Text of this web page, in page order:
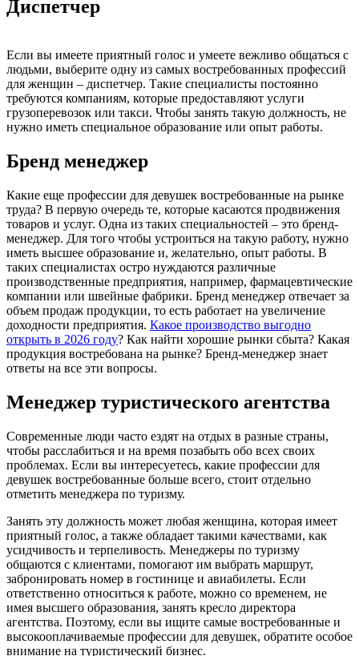
Диспетчер
Если вы имеете приятный голос и умеете вежливо общаться с
людьми, выберите одну из самых востребованных профессий
для женщин – диспетчер. Такие специалисты постоянно
требуются компаниям, которые предоставляют услуги
грузоперевозок или такси. Чтобы занять такую должность, не
нужно иметь специальное образование или опыт работы.
Бренд менеджер
Какие еще профессии для девушек востребованные на рынке
труда? В первую очередь те, которые касаются продвижения
товаров и услуг. Одна из таких специальностей – это бренд-
менеджер. Для того чтобы устроиться на такую работу, нужно
иметь высшее образование и, желательно, опыт работы. В
таких специалистах остро нуждаются различные
производственные предприятия, например, фармацевтические
компании или швейные фабрики. Бренд менеджер отвечает за
объем продаж продукции, то есть работает на увеличение
доходности предприятия. Какое производство выгодно
открыть в 2026 году? Как найти хорошие рынки сбыта? Какая
продукция востребована на рынке? Бренд-менеджер знает
ответы на все эти вопросы.
Менеджер туристического агентства
Современные люди часто ездят на отдых в разные страны,
чтобы расслабиться и на время позабыть обо всех своих
проблемах. Если вы интересуетесь, какие профессии для
девушек востребованные больше всего, стоит отдельно
отметить менеджера по туризму.
Занять эту должность может любая женщина, которая имеет
приятный голос, а также обладает такими качествами, как
усидчивость и терпеливость. Менеджеры по туризму
общаются с клиентами, помогают им выбрать маршрут,
забронировать номер в гостинице и авиабилеты. Если
ответственно относиться к работе, можно со временем, не
имея высшего образования, занять кресло директора
агентства. Поэтому, если вы ищите самые востребованные и
высокооплачиваемые профессии для девушек, обратите особое
внимание на туристический бизнес.